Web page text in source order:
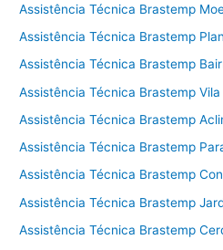
Assistência Técnica Brastemp
Assistência Técnica Brastemp
Assistência Técnica Brastemp
Assistência Técnica Brastemp Vila
Assistência Técnica Brastemp
Assistência Técnica Brastemp
Assistência Técnica Brastemp
Assistência Técnica Brastemp
Assistência Técnica Brastemp